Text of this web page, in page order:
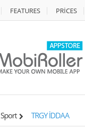
FEATURES PRİCES
Sport TRGY İDDAA